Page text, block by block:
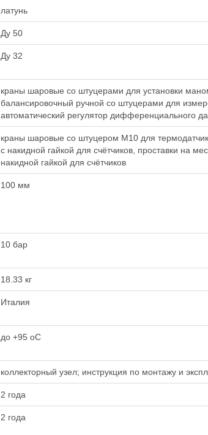
латунь
Ду 50
Ду 32
краны шаровые со штуцерами для установки
балансировочный ручной со штуцерами для
автоматический регулятор дифференциального
краны шаровые со штуцером М10 для
с накидной гайкой для счётчиков, проставки на
накидной гайкой для счётчиков
100 мм
10 бар
18.33 кг
Италия
до +95 oC
коллекторный узел; инструкция по монтажу и
2 года
2 года